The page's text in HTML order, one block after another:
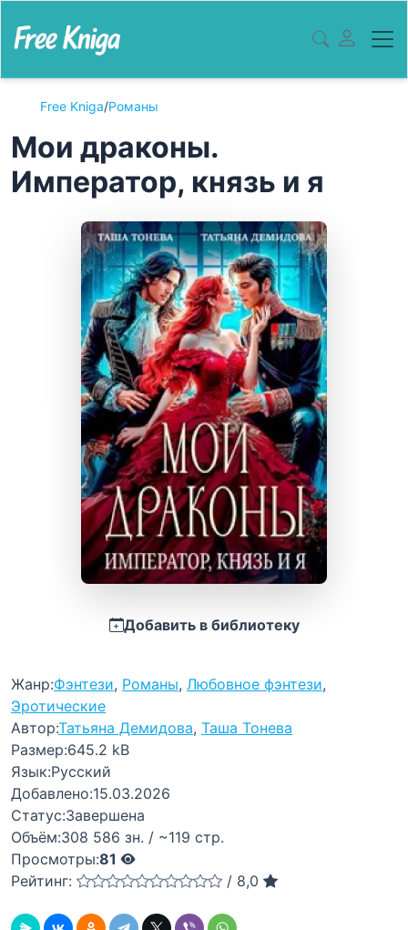
Free Kniga/Романы
Мои драконы.
Император, князь и я
Добавить в библиотеку
Жанр:Фэнтези, Романы, Любовное фэнтези,
Эротические
Автор:Татьяна Демидова, Таша Тонева
Размер:645.2 kB
Язык:Русский
Добавлено:15.03.2026
Статус:Завершена
Объём:308 586 зн. / ~119 стр.
Просмотры:81
Рейтинг:
/ 8,0